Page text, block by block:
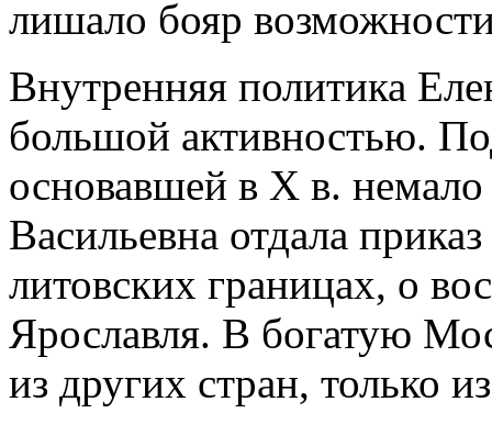
лишало бояр
Внутренняя политика
большой активностью.
основавшей в Х в.
Васильевна отдала
литовских границах, о
Ярославля. В богатую
из других стран, только